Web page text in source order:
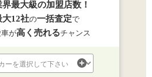
界最大級の加盟店数！
大12社の一括査定で
が高く売れるチャンス